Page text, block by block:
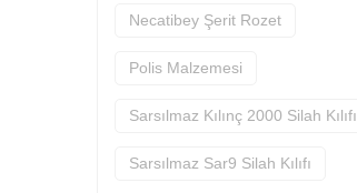
Necatibey Şerit Rozet
Polis Malzemesi
Sarsılmaz Kılınç 2000 Silah Kılıfı
Sarsılmaz Sar9 Silah Kılıfı